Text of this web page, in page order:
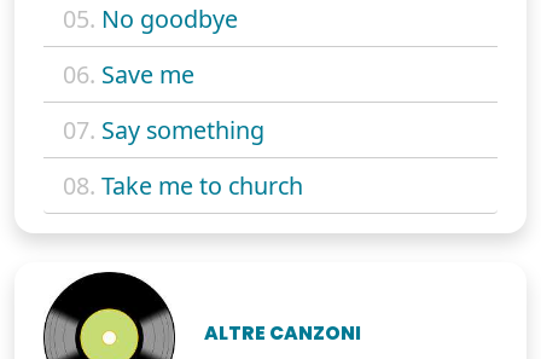
05. No goodbye
06. Save me
07. Say something
08. Take me to church
ALTRE CANZONI